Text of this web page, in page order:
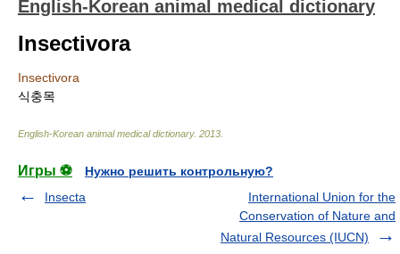
English-Korean animal medical dictionary
Insectivora
Insectivora
식충목
English-Korean animal medical dictionary. 2013
Игры ⚽
Нужно решить контрольную?
Insecta
International Union for the
Conservation of Nature and
Natural Resources (IUCN)